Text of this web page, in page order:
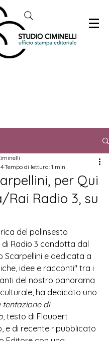
per Qui
Rai Radio 3, su
Tempo di lettura: 1 min
del palinsesto
Radio 3 condotta dal
Scarpellini e dedicata a
idee e racconti" tra i
del nostro panorama
ha dedicato uno
tentazione di
, testo di Flaubert
e di recente ripubblicato